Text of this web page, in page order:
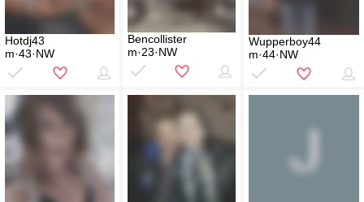
Hotdj43
m·43·NW
Bencollister
m·23·NW
Wupperboy44
m·44·NW